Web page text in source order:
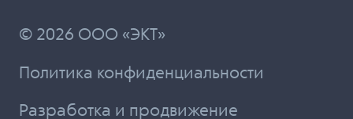
© 2026 ООО «ЭКТ»
Политика конфиденциальности
Разработка и продвижение